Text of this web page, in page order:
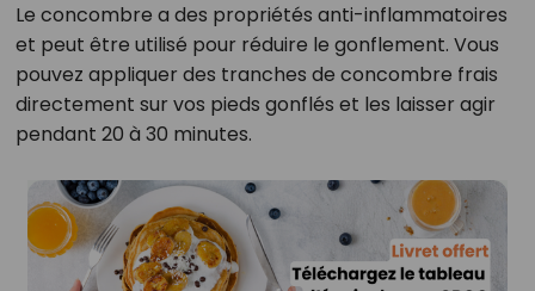
Le concombre a des propriétés anti-inflammatoires
et peut être utilisé pour réduire le gonflement. Vous
pouvez appliquer des tranches de concombre frais
directement sur vos pieds gonflés et les laisser agir
pendant 20 à 30 minutes.